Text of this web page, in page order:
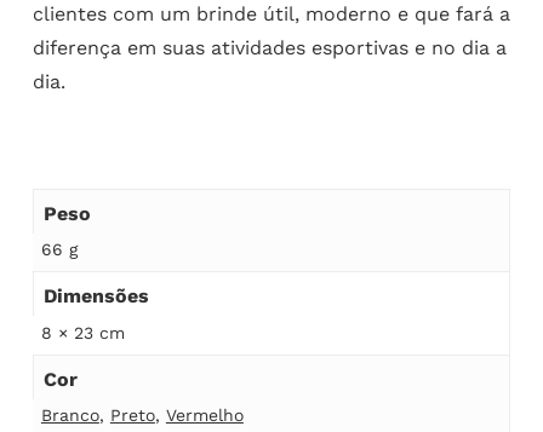
clientes com um brinde útil, moderno e que fará a
diferença em suas atividades esportivas e no dia a
dia.
Peso
66 g
Dimensões
8 × 23 cm
Cor
Branco, Preto, Vermelho